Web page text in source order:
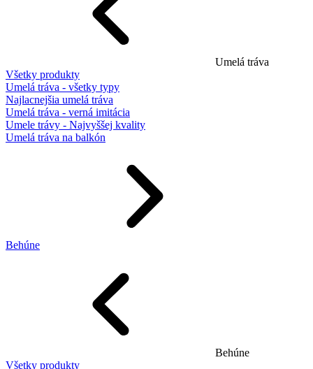
Umelá tráva
Všetky produkty
Umelá tráva - všetky typy
Najlacnejšia umelá tráva
Umelá tráva - verná imitácia
Umele trávy - Najvyššej kvality
Umelá tráva na balkón
Behúne
Behúne
Všetky produkty